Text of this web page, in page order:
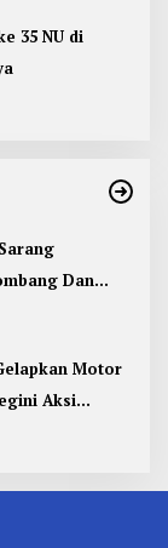
35 NU di
Dan
Motor
Aksi